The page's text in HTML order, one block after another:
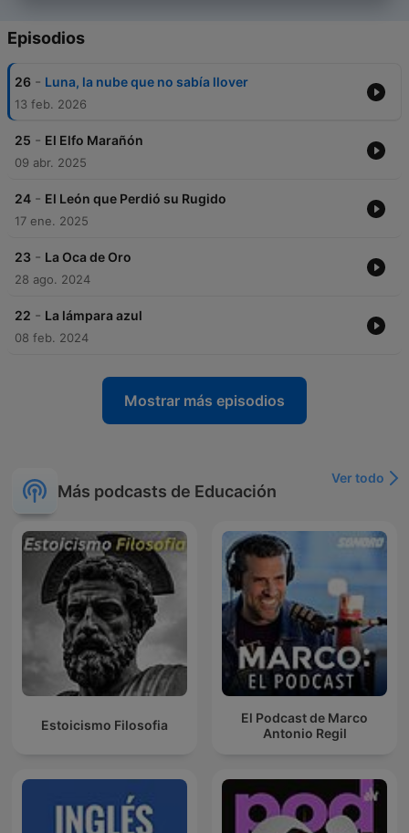
Episodios
26 - Luna, la nube que no sabía llover
13 feb. 2026
25 - El Elfo Marañón
09 abr. 2025
24 - El León que Perdió su Rugido
17 ene. 2025
23 - La Oca de Oro
28 ago. 2024
22 - La lámpara azul
08 feb. 2024
Mostrar más episodios
Más podcasts de Educación
Ver todo
Estoicismo Filosofia
El Podcast de Marco
Antonio Regil